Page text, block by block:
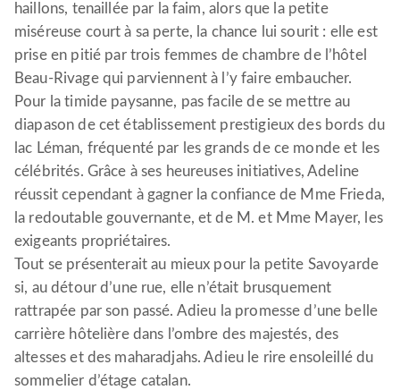
haillons, tenaillée par la faim, alors que la petite
miséreuse court à sa perte, la chance lui sourit : elle est
prise en pitié par trois femmes de chambre de l’hôtel
Beau-Rivage qui parviennent à l’y faire embaucher.
Pour la timide paysanne, pas facile de se mettre au
diapason de cet établissement prestigieux des bords du
lac Léman, fréquenté par les grands de ce monde et les
célébrités. Grâce à ses heureuses initiatives, Adeline
réussit cependant à gagner la confiance de Mme Frieda,
la redoutable gouvernante, et de M. et Mme Mayer, les
exigeants propriétaires.
Tout se présenterait au mieux pour la petite Savoyarde
si, au détour d’une rue, elle n’était brusquement
rattrapée par son passé. Adieu la promesse d’une belle
carrière hôtelière dans l’ombre des majestés, des
altesses et des maharadjahs. Adieu le rire ensoleillé du
sommelier d’étage catalan.